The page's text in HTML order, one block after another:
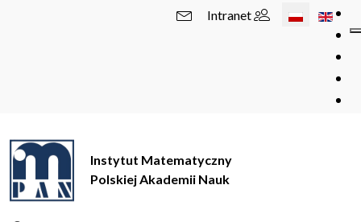
Wybierz swój
Intranet
Instytut Matematyczny
Polskiej Akademii Nauk